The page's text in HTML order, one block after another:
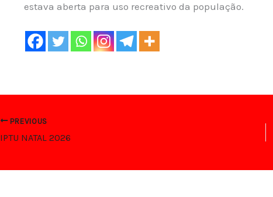
estava aberta para uso recreativo da população.
PREVIOUS
IPTU NATAL 2026